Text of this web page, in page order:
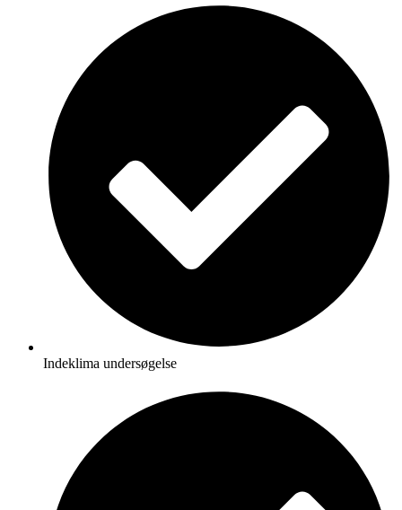
Indeklima undersøgelse